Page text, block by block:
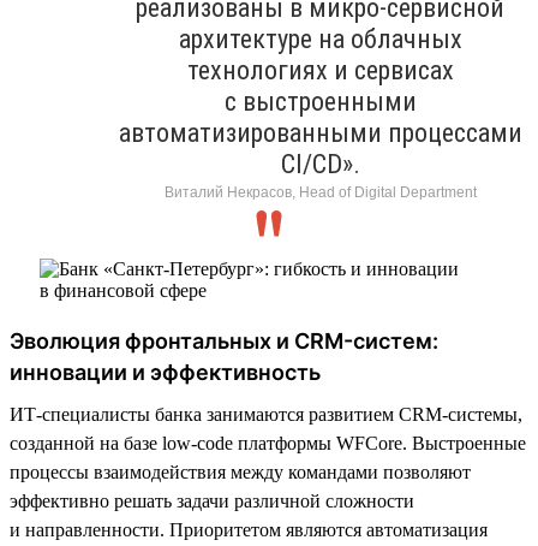
реализованы в микро-сервисной
архитектуре на облачных
технологиях и сервисах
с выстроенными
автоматизированными процессами
CI/CD».
Виталий Некрасов, Head of Digital Department
Эволюция фронтальных и CRM-систем:
инновации и эффективность
ИТ-специалисты банка занимаются развитием CRM-системы,
созданной на базе low-code платформы WFСore. Выстроенные
процессы взаимодействия между командами позволяют
эффективно решать задачи различной сложности
и направленности. Приоритетом являются автоматизация